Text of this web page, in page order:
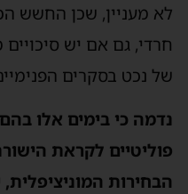
לא מעניין, שכן החשש
חרדי, גם אם יש
של נכט בסקרים
נדמה כי בימים אלו
פוליטיים לקראת
הבחירות